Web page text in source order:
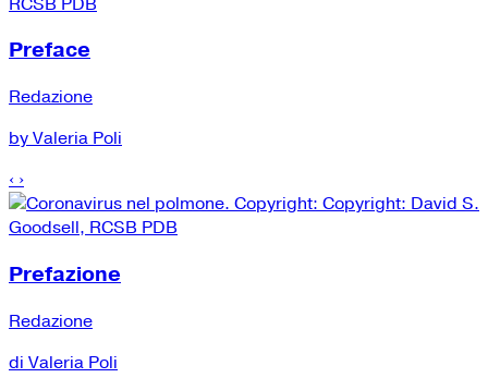
Preface
Redazione
by Valeria Poli
‹ ›
Prefazione
Redazione
di Valeria Poli